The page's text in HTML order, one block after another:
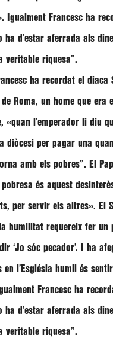
Igualment Francesc ha
ha d’estar aferrada als
veritable riquesa”.
ha recordat el diaca
Roma, un home que era
«quan l’emperador li diu
diòcesi per pagar una
amb els pobres”. El
és aquest
per servir els altres». El
humilitat requereix fer un
‘Jo sóc pecador’. I ha
l’Església humil és
Francesc ha
ha d’estar aferrada als
veritable riquesa”.